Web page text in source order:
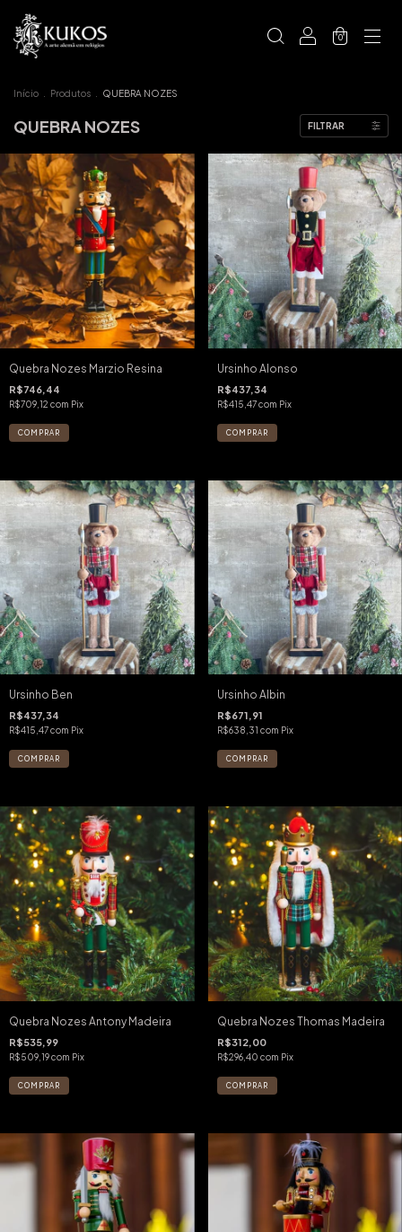
0
Início Produtos QUEBRA NOZES
QUEBRA NOZES FILTRAR
Quebra Nozes Marzio Resina
R$746,44
R$709,12 com Pix
Ursinho Alonso
R$437,34
R$415,47com Pix
Ursinho Ben
R$437,34
R$415,47com Pix
Ursinho Albin
R$671,91
R$638,31 com Pix
Quebra Nozes Antony Madeira
R$535,99
R$509,19com Pix
Quebra Nozes Thomas Madeira
R$312,00
R$296,40 com Pix